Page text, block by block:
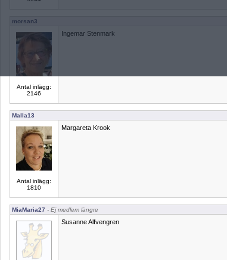
morsan3
Antal inlägg:
2146
Ingemar Stenmark
Malla13
Antal inlägg:
1810
Margareta Krook
MiaMaria27 - Ej medlem längre
Susanne Alfvengren